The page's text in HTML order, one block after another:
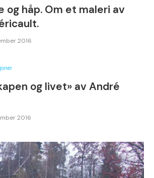
og håp. Om et maleri av
2016
og livet» av André
2016